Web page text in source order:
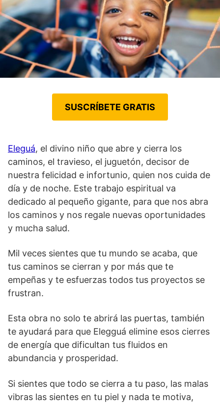
SUSCRÍBETE GRATIS
Eleguá, el divino niño que abre y cierra los
caminos, el travieso, el juguetón, decisor de
nuestra felicidad e infortunio, quien nos cuida de
día y de noche. Este trabajo espiritual va
dedicado al pequeño gigante, para que nos abra
los caminos y nos regale nuevas oportunidades
y mucha salud.
Mil veces sientes que tu mundo se acaba, que
tus caminos se cierran y por más que te
empeñas y te esfuerzas todos tus proyectos se
frustran.
Esta obra no solo te abrirá las puertas, también
te ayudará para que Elegguá elimine esos cierres
de energía que dificultan tus fluidos en
abundancia y prosperidad.
Si sientes que todo se cierra a tu paso, las malas
vibras las sientes en tu piel y nada te motiva,